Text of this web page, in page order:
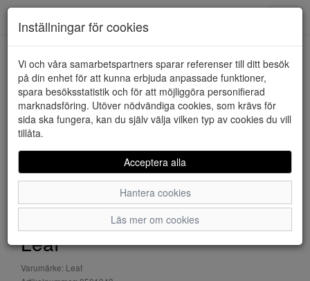
HEM LEAF
Leaf
Varumärke: Leaf
Inställningar för cookies
Vi och våra samarbetspartners sparar referenser till ditt besök
på din enhet för att kunna erbjuda anpassade funktioner,
spara besöksstatistik och för att möjliggöra personifierad
marknadsföring. Utöver nödvändiga cookies, som krävs för
sida ska fungera, kan du själv välja vilken typ av cookies du vill
tillåta.
Acceptera alla
Hantera cookies
Läs mer om cookies